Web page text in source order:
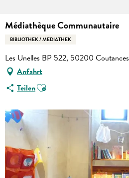
Médiathèque Communautaire
BIBLIOTHEK / MEDIATHEK
Les Unelles BP 522, 50200 Coutances
Anfahrt
TeilenAjouter aux favoris